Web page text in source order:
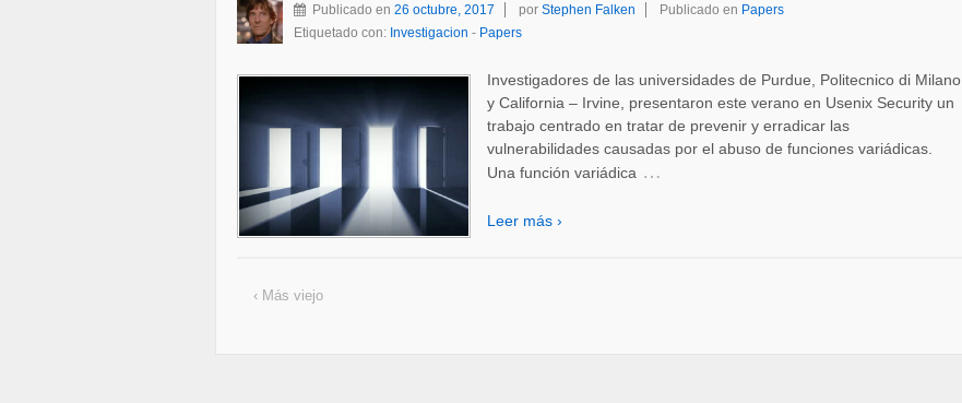
Publicado en 26 octubre, 2017 por Stephen Falken Publicado en Papers
Etiquetado con: Investigacion - Papers
Investigadores de las universidades de Purdue, Politecnico di Milano
y California – Irvine, presentaron este verano en Usenix Security un
trabajo centrado en tratar de prevenir y erradicar las
vulnerabilidades causadas por el abuso de funciones variádicas.
Una función variádica …
Leer más ›
‹ Más viejo